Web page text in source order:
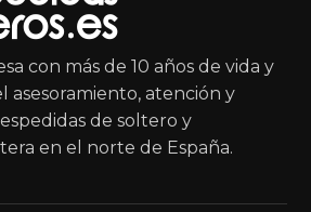
con más de 10 años de vida y
asesoramiento, atención y
de soltero y
en el norte de España.